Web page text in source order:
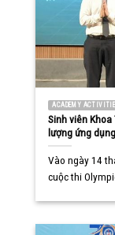
ACADEMY
Sinh viên
lượng ứng
Vào ngày 14
cuộc thi